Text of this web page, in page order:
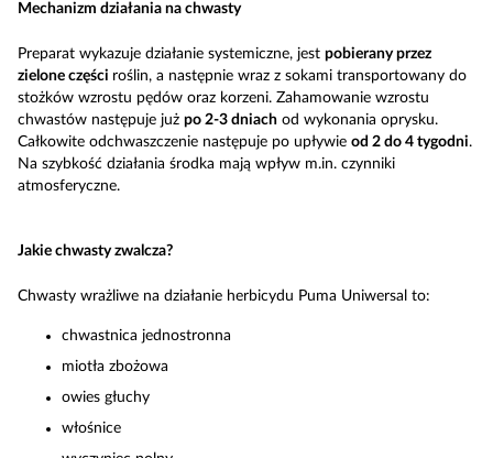
Mechanizm działania na chwasty
Preparat wykazuje działanie systemiczne, jest pobierany przez
zielone części roślin, a następnie wraz z sokami transportowany do
stożków wzrostu pędów oraz korzeni. Zahamowanie wzrostu
chwastów następuje już po 2-3 dniach od wykonania oprysku.
Całkowite odchwaszczenie następuje po upływie od 2 do 4 tygodni.
Na szybkość działania środka mają wpływ m.in. czynniki
atmosferyczne.
Jakie chwasty zwalcza?
Chwasty wrażliwe na działanie herbicydu Puma Uniwersal to:
chwastnica jednostronna
miotła zbożowa
owies głuchy
włośnice